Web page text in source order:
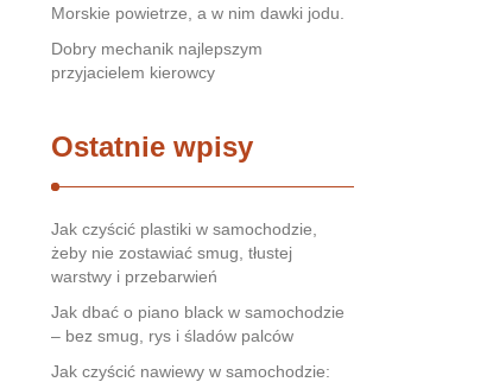
Morskie powietrze, a w nim dawki jodu.
Dobry mechanik najlepszym
przyjacielem kierowcy
Ostatnie wpisy
Jak czyścić plastiki w samochodzie,
żeby nie zostawiać smug, tłustej
warstwy i przebarwień
Jak dbać o piano black w samochodzie
– bez smug, rys i śladów palców
Jak czyścić nawiewy w samochodzie: